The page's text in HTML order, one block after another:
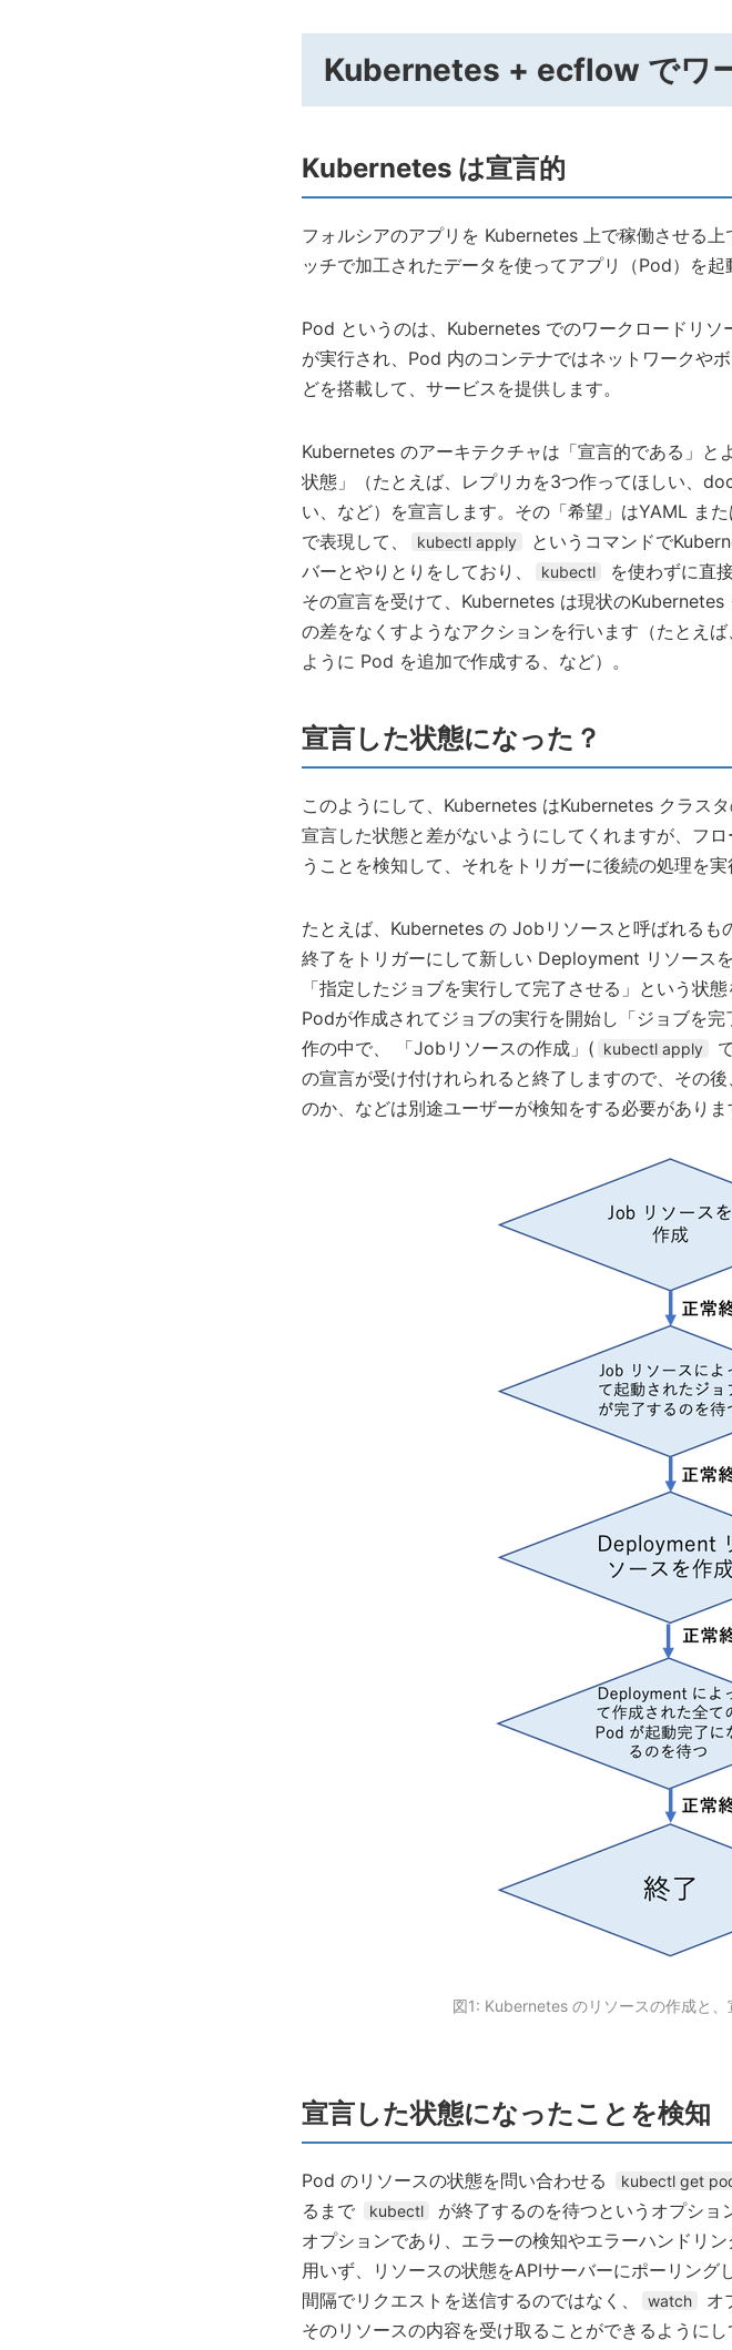
Kubernetes + ecflow でワ
Kubernetes は宣言的
フォルシアのアプリを Kubernetes 上で稼働させる
ッチで加工されたデータを使ってアプリ（Pod）を
Pod というのは、Kubernetes でのワークロードリ
が実行され、Pod 内のコンテナではネットワークや
どを搭載して、サービスを提供します。
Kubernetes のアーキテクチャは「宣言的である」
状態」（たとえば、レプリカを3つ作ってほしい、
い、など）を宣言します。その「希望」はYAML ま
で表現して、
kubectl apply というコマンドで
バーとやりとりをしており、
kubectl
を使わずに直
その宣言を受けて、Kubernetes は現状の
の差をなくすようなアクションを行います（たとえ
ように Pod を追加で作成する、など）。
宣言した状態になった？
このようにして、Kubernetes はKubernetes クラス
宣言した状態と差がないようにしてくれますが、フ
うことを検知して、それをトリガーに後続の処理を
たとえば、Kubernetes の Jobリソースと呼ばれる
終了をトリガーにして新しい Deployment リソース
「指定したジョブを実行して完了させる」という状
Podが作成されてジョブの実行を開始し「ジョブを
作の中で、 「Jobリソースの作成」( kubectl apply
の宣言が受け付けれられると終了しますので、その
のか、などは別途ユーザーが検知をする必要がありま
図1: Kubernetes のリソースの作成と
宣言した状態になったことを検知
Pod のリソースの状態を問い合わせる kubectl get
るまで
kubectl
が終了するのを待つというオプシ
オプションであり、エラーの検知やエラーハンドリン
用いず、リソースの状態をAPIサーバーにポーリン
間隔でリクエストを送信するのではなく、
watch
オ
そのリソースの内容を受け取ることができるように